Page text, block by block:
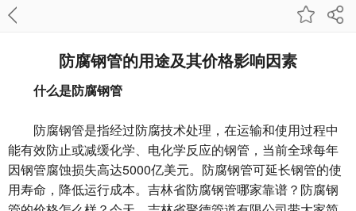
防腐钢管的用途及其价格影响因素
什么是防腐钢管
防腐钢管是指经过防腐技术处理，在运输和使用过程中
能有效防止或减缓化学、电化学反应的钢管，当前全球每年
因钢管腐蚀损失高达5000亿美元。防腐钢管可延长钢管的使
用寿命，降低运行成本。吉林省防腐钢管哪家靠谱？防腐钢